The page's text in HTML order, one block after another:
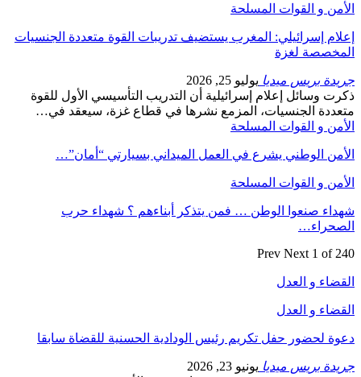
الأمن و القوات المسلحة
إعلام إسرائيلي: المغرب يستضيف تدريبات القوة متعددة الجنسيات
المخصصة لغزة
جريدة بريس ميديا يوليو 25, 2026
ذكرت وسائل إعلام إسرائيلية أن التدريب التأسيسي الأول للقوة
متعددة الجنسيات، المزمع نشرها في قطاع غزة، سيعقد في…
الأمن و القوات المسلحة
الأمن الوطني يشرع في العمل الميداني بسيارتي “أمان”…
الأمن و القوات المسلحة
شهداء صنعوا الوطن … فمن يتذكر أبناءهم ؟ شهداء حرب
الصحراء…
Prev Next 1 of 240
القضاء و العدل
القضاء و العدل
دعوة لحضور حفل تكريم رئيس الودادية الحسنية للقضاة سابقا
جريدة بريس ميديا يونيو 23, 2026